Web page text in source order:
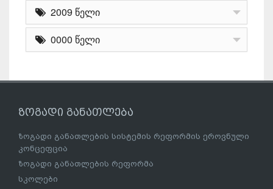
2009 წელი
0000 წელი
ზოგადი განათლება
ზოგადი განათლების სისტემის რეფორმის ეროვნული
კონცეფცია
ზოგადი განათლების რეფორმა
სკოლები